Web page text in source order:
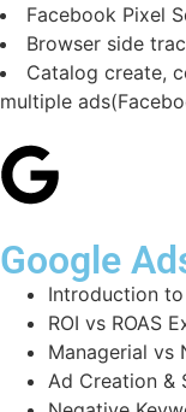
Facebook Pixel
Browser side
Catalog create,
multiple
Google
Introduction to
ROI vs ROAS
Managerial vs
Ad Creation &